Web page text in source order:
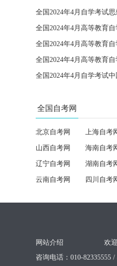
全国2024年4月自学考试
全国2024年4月高等教育
全国2024年4月高等教育
全国2024年4月自学考试
全国自考网
北京自考网 上海自考
山西自考网 海南自考
辽宁自考网 湖南自考
云南自考网 四川自考
网站介绍 欢
咨询电话：010-82335555 /